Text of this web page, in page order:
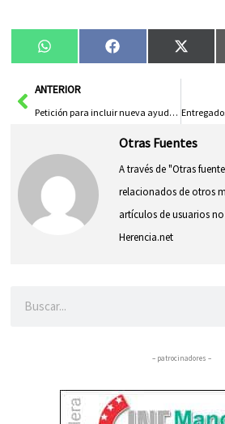
Compartir
en
WhatsAppCompartir
en
Facebook
en
X
AntANTERIOR
Petición para incluir nueva ayudas al pastoreo, cultivos secano y aromáticas
Otras Fuentes
A través de "Otras
relacionados de otros
artículos de usuarios
Herencia.net
– patrocinadores –